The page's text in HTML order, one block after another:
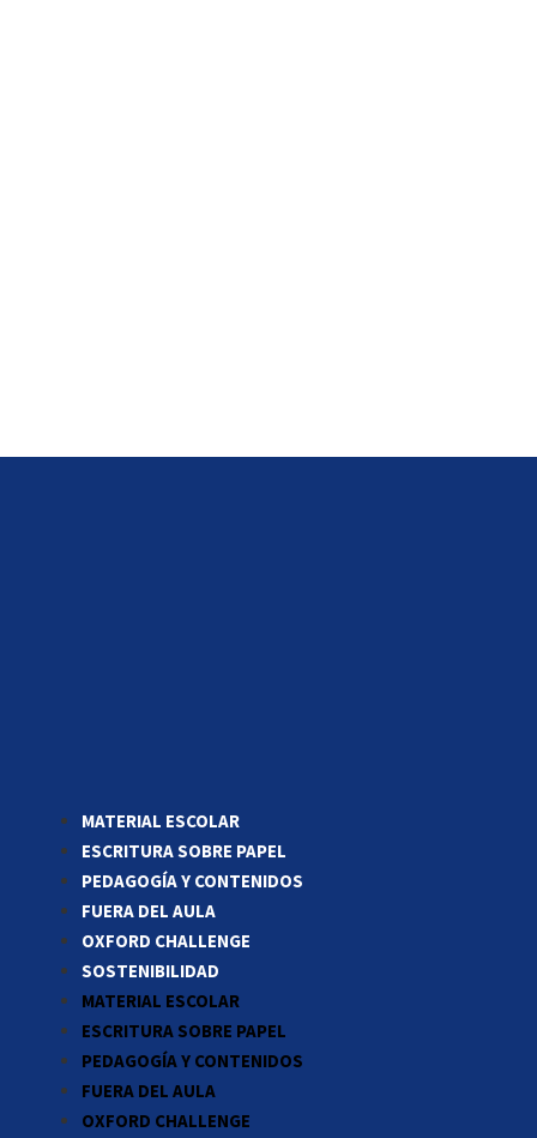
MATERIAL ESCOLAR
ESCRITURA SOBRE PAPEL
PEDAGOGÍA Y CONTENIDOS
FUERA DEL AULA
OXFORD CHALLENGE
SOSTENIBILIDAD
MATERIAL ESCOLAR
ESCRITURA SOBRE PAPEL
PEDAGOGÍA Y CONTENIDOS
FUERA DEL AULA
OXFORD CHALLENGE